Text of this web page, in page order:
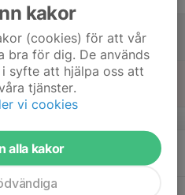
kakor
(cookies) för att vår
bra för dig. De används
syfte att hjälpa oss att
tjänster.
vi cookies
alla kakor